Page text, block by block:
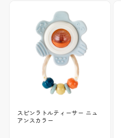
スピンラトルティーサー ニュ
アンスカラー